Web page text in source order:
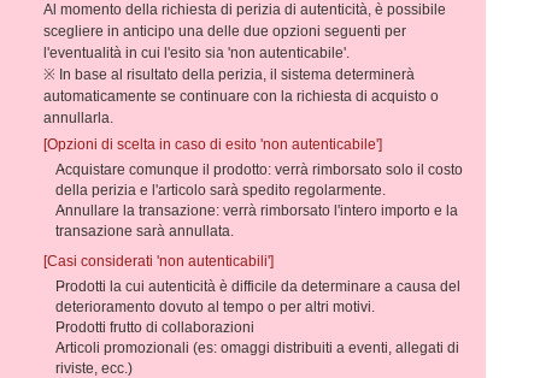
Al momento della richiesta di perizia di autenticità, è possibile
scegliere in anticipo una delle due opzioni seguenti per
l'eventualità in cui l'esito sia 'non autenticabile'.
※ In base al risultato della perizia, il sistema determinerà
automaticamente se continuare con la richiesta di acquisto o
annullarla.
[Opzioni di scelta in caso di esito 'non autenticabile']
Acquistare comunque il prodotto: verrà rimborsato solo il costo
della perizia e l'articolo sarà spedito regolarmente.
Annullare la transazione: verrà rimborsato l'intero importo e la
transazione sarà annullata.
[Casi considerati 'non autenticabili']
Prodotti la cui autenticità è difficile da determinare a causa del
deterioramento dovuto al tempo o per altri motivi.
Prodotti frutto di collaborazioni
Articoli promozionali (es: omaggi distribuiti a eventi, allegati di
riviste, ecc.)